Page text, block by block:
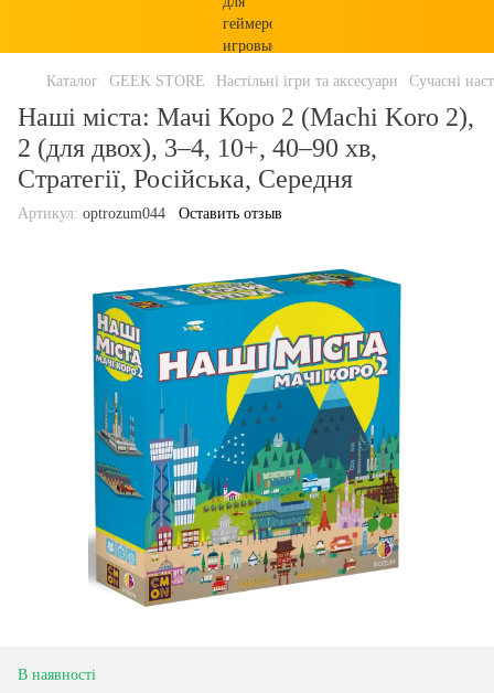
Каталог GEEK STORE Настільні ігри та аксесуари Сучасні
Наші міста: Мачі Коро 2 (Machi Koro 2),
2 (для двох), 3–4, 10+, 40–90 хв,
Стратегії, Російська, Середня
Артикул: optrozum044 Оставить отзыв
В наявності